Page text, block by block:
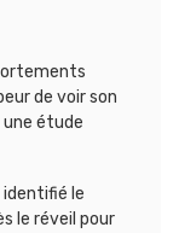
de voir son
une étude
identifié le
le réveil pour